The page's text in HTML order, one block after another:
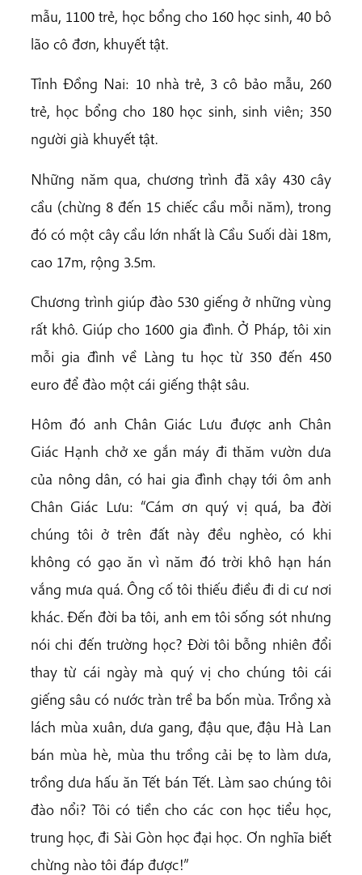
mẫu, 1100 trẻ, học bổng cho 160 học sinh, 40 bô
lão cô đơn, khuyết tật.
Tỉnh Đồng Nai: 10 nhà trẻ, 3 cô bảo mẫu, 260
trẻ, học bổng cho 180 học sinh, sinh viên; 350
người già khuyết tật.
Những năm qua, chương trình đã xây 430 cây
cầu (chừng 8 đến 15 chiếc cầu mỗi năm), trong
đó có một cây cầu lớn nhất là Cầu Suối dài 18m,
cao 17m, rộng 3.5m.
Chương trình giúp đào 530 giếng ở những vùng
rất khô. Giúp cho 1600 gia đình. Ở Pháp, tôi xin
mỗi gia đình về Làng tu học từ 350 đến 450
euro để đào một cái giếng thật sâu.
Hôm đó anh Chân Giác Lưu được anh Chân
Giác Hạnh chở xe gắn máy đi thăm vườn dưa
của nông dân, có hai gia đình chạy tới ôm anh
Chân Giác Lưu: “Cám ơn quý vị quá, ba đời
chúng tôi ở trên đất này đều nghèo, có khi
không có gạo ăn vì năm đó trời khô hạn hán
vắng mưa quá. Ông cố tôi thiếu điều đi di cư nơi
khác. Đến đời ba tôi, anh em tôi sống sót nhưng
nói chi đến trường học? Đời tôi bỗng nhiên đổi
thay từ cái ngày mà quý vị cho chúng tôi cái
giếng sâu có nước tràn trề ba bốn mùa. Trồng xà
lách mùa xuân, dưa gang, đậu que, đậu Hà Lan
bán mùa hè, mùa thu trồng cải bẹ to làm dưa,
trồng dưa hấu ăn Tết bán Tết. Làm sao chúng tôi
đào nổi? Tôi có tiền cho các con học tiểu học,
trung học, đi Sài Gòn học đại học. Ơn nghĩa biết
chừng nào tôi đáp được!”